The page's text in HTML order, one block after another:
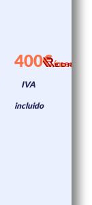
400€/mes
IVA
incluido